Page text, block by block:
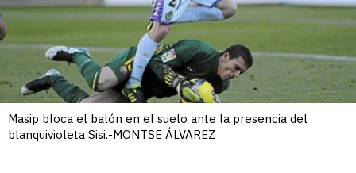
Masip bloca el balón en el suelo ante la presencia del
blanquivioleta Sisi.-MONTSE ÁLVAREZ